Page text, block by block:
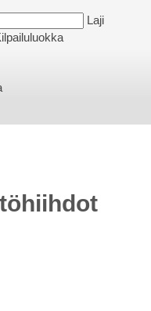
Laji